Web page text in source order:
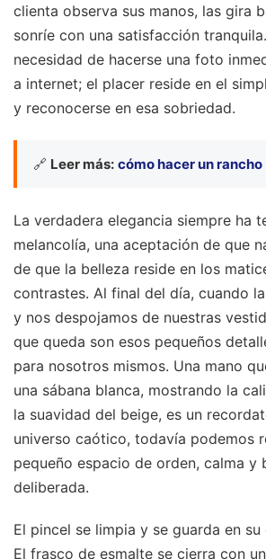
clienta observa sus manos, las gira
sonríe con una satisfacción
necesidad de hacerse una foto
a internet; el placer reside en el
y reconocerse en esa sobriedad.
🔗 Leer más: cómo hacer un rancho
La verdadera elegancia siempre ha
melancolía, una aceptación de que
de que la belleza reside en los
contrastes. Al final del día, cuando
y nos despojamos de nuestras
que queda son esos pequeños
para nosotros mismos. Una mano
una sábana blanca, mostrando la
la suavidad del beige, es un
universo caótico, todavía podemos
pequeño espacio de orden, calma y
deliberada.
El pincel se limpia y se guarda en
El frasco de esmalte se cierra con